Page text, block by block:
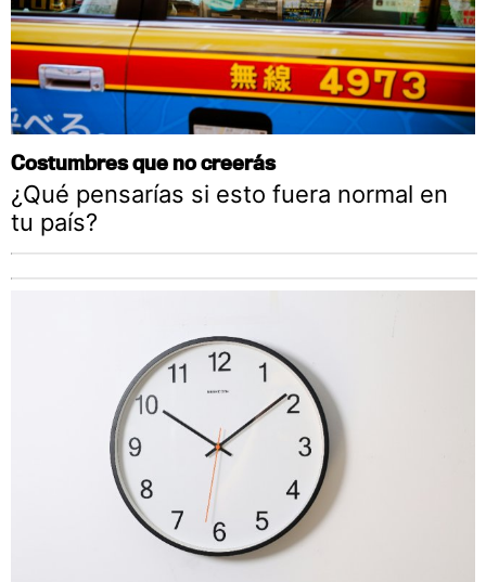
Costumbres que no creerás
¿Qué pensarías si esto fuera normal en
tu país?